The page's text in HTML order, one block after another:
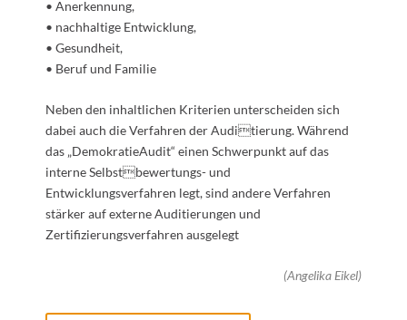
• Anerkennung,
• nachhaltige Entwicklung,
• Gesundheit,
• Beruf und Familie
Neben den inhaltlichen Kriterien unterscheiden sich
dabei auch die Verfahren der Auditierung. Während
das „DemokratieAudit“ einen Schwerpunkt auf das
interne Selbstbewertungs- und
Entwicklungsverfahren legt, sind andere Verfahren
stärker auf externe Auditierungen und
Zertifizierungsverfahren ausgelegt
(Angelika Eikel)